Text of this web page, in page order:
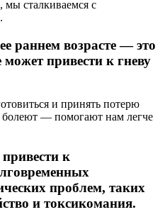
мы сталкиваемся с
раннем возрасте — это
может привести к гневу
и принять потерю
болеют — помогают нам легче
к
проблем, таких
и токсикомания.